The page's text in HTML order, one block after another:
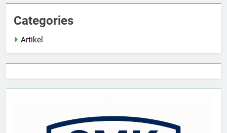
Categories
Artikel